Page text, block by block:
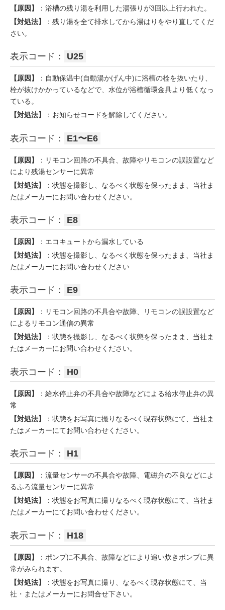
【原因】
：浴槽の残り湯を利用した湯張りが3回以上行われた。
【対処法】
：残り湯を全て排水してから湯はりをやり直してくだ
さい。
表示コード： U25
【原因】
：自動保温中(自動湯かげん中)に浴槽の栓を抜いたり、
栓が抜けかかっているなどで、水位が浴槽循環金具より低くなっ
ている。
【対処法】
：お知らせコードを解除してください。
表示コード： E1〜E6
【原因】
：リモコン回路の不具合、故障やリモコンの誤設置など
により残湯センサーに異常
【対処法】
：状態を撮影し、なるべく状態を保ったまま、当社ま
たはメーカーにお問い合わせください。
表示コード： E8
【原因】
：エコキュートから漏水している
【対処法】
：状態を撮影し、なるべく状態を保ったまま、当社ま
たはメーカーにお問い合わせください
表示コード： E9
【原因】
：リモコン回路の不具合や故障、リモコンの誤設置など
によるリモコン通信の異常
【対処法】
：状態を撮影し、なるべく状態を保ったまま、当社ま
たはメーカーにお問い合わせください。
表示コード： H0
【原因】
：給水停止弁の不具合や故障などによる給水停止弁の異
常
【対処法】
：状態をお写真に撮りなるべく現存状態にて、当社ま
たはメーカーにてお問い合わせください。
表示コード： H1
【原因】
：流量センサーの不具合や故障、電磁弁の不良などによ
るふろ流量センサーに異常
【対処法】
：状態をお写真に撮りなるべく現存状態にて、当社ま
たはメーカーにてお問い合わせください。
表示コード： H18
【原因】
：ポンプに不具合、故障などにより追い炊きポンプに異
常がみられます。
【対処法】
：状態をお写真に撮り、なるべく現存状態にて、当
社・またはメーカーにお問合せ下さい。